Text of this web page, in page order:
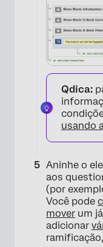
Qdica:
usando
Aninhe o
aos
(por
Você pode
mover um
adicionar